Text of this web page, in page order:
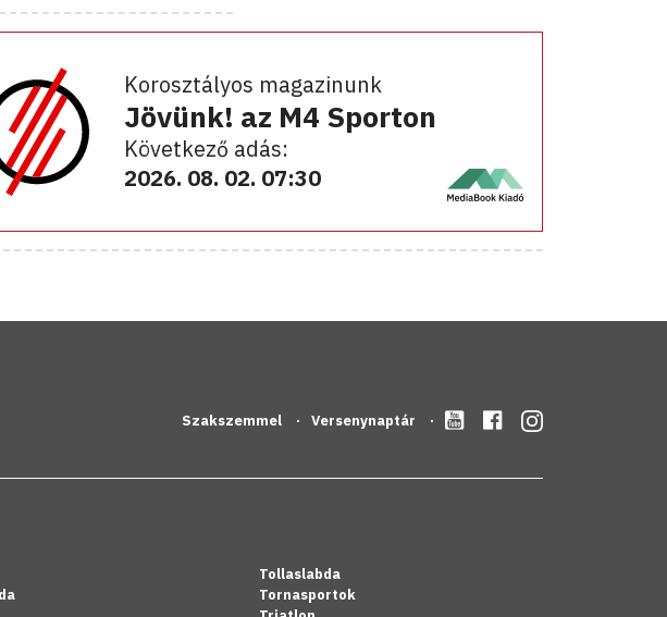
Korosztályos magazinunk
Jövünk! az M4 Sporton
Következő adás:
2026. 08. 02. 07:30
Szakszemmel Versenynaptár
Tollaslabda
Tornasportok